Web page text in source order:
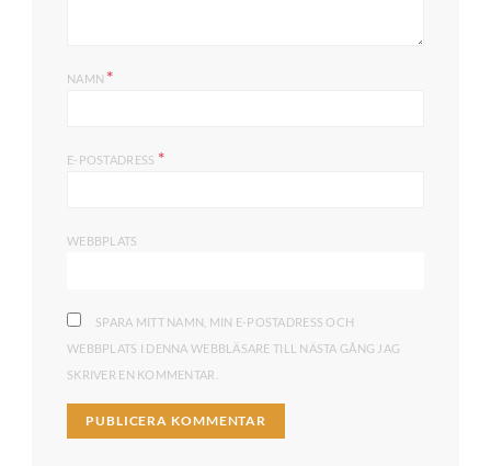
NAMN *
E-POSTADRESS *
WEBBPLATS
SPARA MITT NAMN, MIN E-POSTADRESS OCH
WEBBPLATS I DENNA WEBBLÄSARE TILL NÄSTA GÅNG JAG
SKRIVER EN KOMMENTAR.